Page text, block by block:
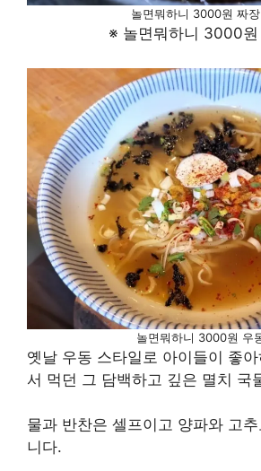
놀면뭐하니 3000원 짜장
※ 놀면뭐하니 3000원
놀면뭐하니 3000원 우
옛날 우동 스타일로 아이들이 좋
서 먹던 그 담백하고 깊은 멸치 국
물과 반찬은 셀프이고 양파와 고
니다.